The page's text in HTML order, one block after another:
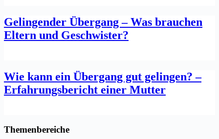
Gelingender Übergang – Was brauchen
Eltern und Geschwister?
Wie kann ein Übergang gut gelingen? –
Erfahrungsbericht einer Mutter
Themenbereiche